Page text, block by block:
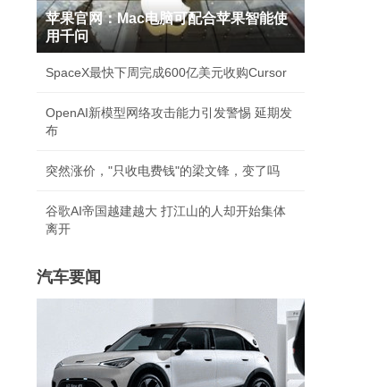
苹果官网：Mac电脑可配合苹果智能使
用千问
SpaceX最快下周完成600亿美元收购Cursor
OpenAI新模型网络攻击能力引发警惕 延期发
布
突然涨价，"只收电费钱"的梁文锋，变了吗
谷歌AI帝国越建越大 打江山的人却开始集体
离开
汽车要闻